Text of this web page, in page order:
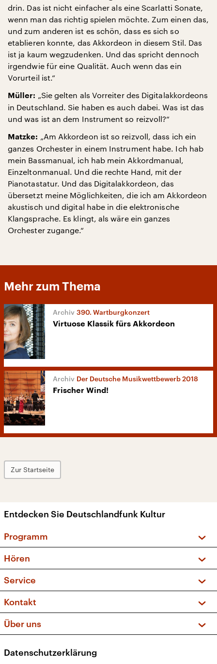
drin. Das ist nicht einfacher als eine Scarlatti Sonate,
wenn man das richtig spielen möchte. Zum einen das,
und zum anderen ist es schön, dass es sich so
etablieren konnte, das Akkordeon in diesem Stil. Das
ist ja kaum wegzudenken. Und das spricht dennoch
irgendwie für eine Qualität. Auch wenn das ein
Vorurteil ist.“
Müller: „Sie gelten als Vorreiter des Digitalakkordeons
in Deutschland. Sie haben es auch dabei. Was ist das
und was ist an dem Instrument so reizvoll?“
Matzke: „Am Akkordeon ist so reizvoll, dass ich ein
ganzes Orchester in einem Instrument habe. Ich hab
mein Bassmanual, ich hab mein Akkordmanual,
Einzeltonmanual. Und die rechte Hand, mit der
Pianotastatur. Und das Digitalakkordeon, das
übersetzt meine Möglichkeiten, die ich am Akkordeon
akustisch und digital habe in die elektronische
Klangsprache. Es klingt, als wäre ein ganzes
Orchester zugange.“
Mehr zum Thema
390. Wartburgkonzert
Virtuose Klassik fürs Akkordeon
Der Deutsche Musikwettbewerb 2018
Frischer Wind!
Zur Startseite
Entdecken Sie Deutschlandfunk Kultur
Programm
Sendungen und Podcasts
Musikliste
Kakadu – Das Kinderprogramm
Hören
Frequenzen (UKW + DAB+)
Service
FAQ
Apps
Newsletter
Veranstaltungen
Kontakt
Social Media
Über uns
Presse
Datenschutzerklärung